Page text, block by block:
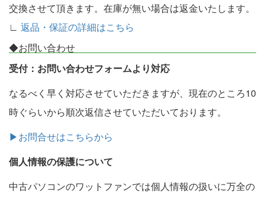
交換させて頂きます。在庫が無い場合は返金いたします。
∟ 返品・保証の詳細はこちら
◆お問い合わせ
受付：お問い合わせフォームより対応
なるべく早く対応させていただきますが、現在のところ10
時ぐらいから順次返信させていただいております。
▶お問合せはこちらから
個人情報の保護について
中古パソコンのワットファンでは個人情報の扱いに万全の